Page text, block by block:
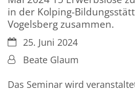
in der Kolping-
Vogelsberg zusammen.
Datum:25. Juni 2024
Von:Beate Glaum
Das Seminar wird